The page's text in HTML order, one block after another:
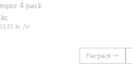
4-pack
32,25 kr. /st
Flerpack